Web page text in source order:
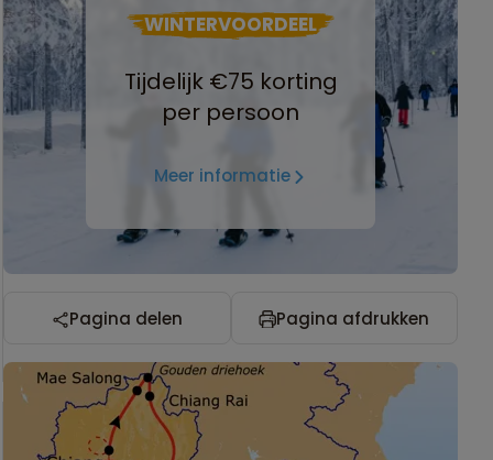
WINTERVOORDEEL
Tijdelijk €75 korting
per persoon
Meer informatie
Pagina delen Pagina afdrukken